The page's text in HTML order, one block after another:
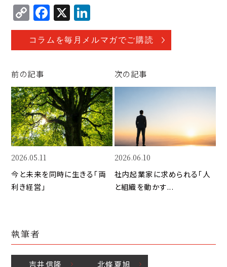
C
o
p
Li
n
k
F
a
c
o
o
k
X
n
k
I
n
コラムを毎月メルマガでご購読
前の記事
2026.05.11
今と未来を同時に生きる「両
利き経営」
次の記事
2026.06.10
社内起業家に求められる「人
と組織を動かす...
執筆者
吉井信隆 北條夏旭